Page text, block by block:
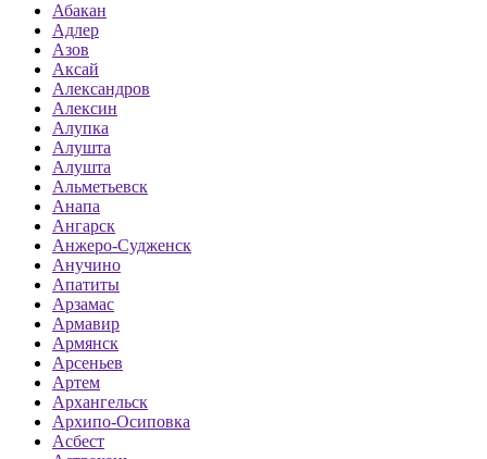
Абакан
Адлер
Азов
Аксай
Александров
Алексин
Алупка
Алушта
Алушта
Альметьевск
Анапа
Ангарск
Анжеро-Судженск
Анучино
Апатиты
Арзамас
Армавир
Армянск
Арсеньев
Артем
Архангельск
Архипо-Осиповка
Асбест